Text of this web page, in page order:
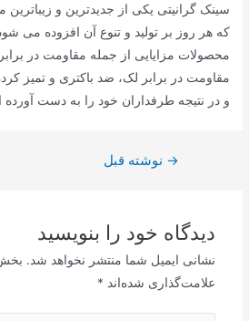
سینک گرانیتی یکی از جدیدترین و
که هر روز بر تولید و تنوع آن افزوده می
محصولات مزایایی از جمله مقاومت در
مقاومت در برابر لک، ضد باکتری و تمیز
و در نتیجه طرفداران خود را به دست
راهبری
→ نوشته قبل
دیدگاه‌ خود را بنویسید
نشانی ایمیل شما منتشر نخواهد شد.
علامت‌گذاری شده‌اند *